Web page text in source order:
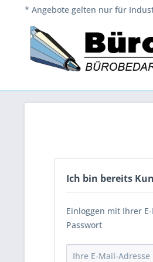
* Angebote gelten nur für
Ich bin bereits
Einloggen mit Ihrer
Passwort